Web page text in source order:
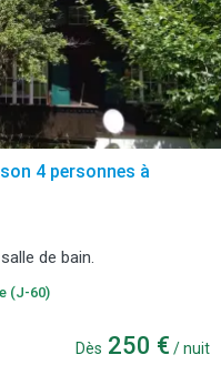
4 personnes à
de bain.
(J-60)
Dès 250 € / nuit